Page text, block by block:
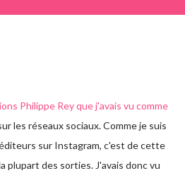
Philippe Rey que j'avais vu comme
les réseaux sociaux. Comme je suis
sur Instagram, c'est de cette
plupart des sorties. J'avais donc vu